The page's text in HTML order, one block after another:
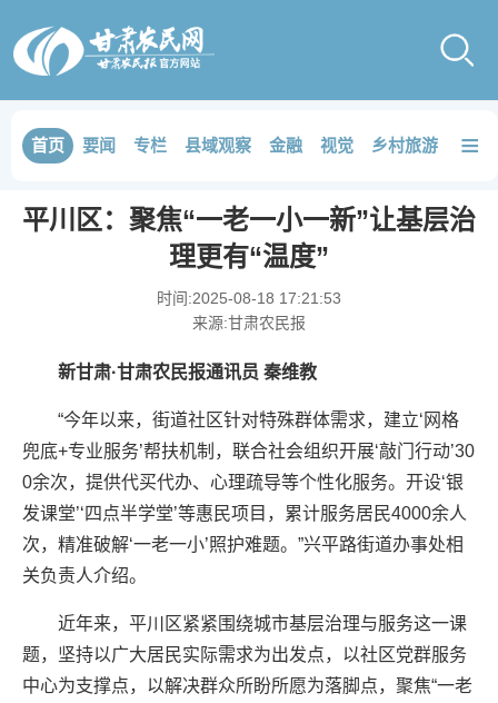
首页 要闻 专栏 县域观察 金融 视觉 乡村旅游 品鉴
≡
平川区：聚焦“一老一小一新”让基层治
理更有“温度”
时间:2025-08-18 17:21:53
来源:甘肃农民报
新甘肃·甘肃农民报通讯员 秦维教
“今年以来，街道社区针对特殊群体需求，建立‘网格
兜底+专业服务’帮扶机制，联合社会组织开展‘敲门行动’30
0余次，提供代买代办、心理疏导等个性化服务。开设‘银
发课堂’‘四点半学堂’等惠民项目，累计服务居民4000余人
次，精准破解‘一老一小’照护难题。”兴平路街道办事处相
关负责人介绍。
近年来，平川区紧紧围绕城市基层治理与服务这一课
题，坚持以广大居民实际需求为出发点，以社区党群服务
中心为支撑点，以解决群众所盼所愿为落脚点，聚焦“一老